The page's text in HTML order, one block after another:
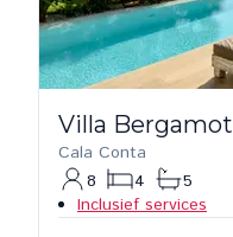
Villa Bergamot
Cala Conta
8
4
5
Inclusief services